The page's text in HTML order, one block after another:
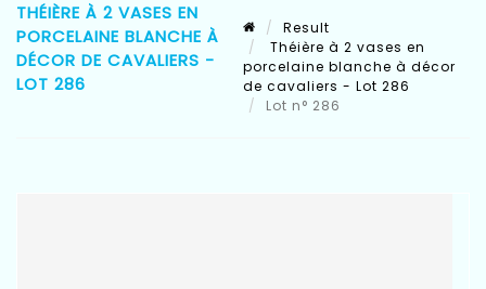
THÉIÈRE À 2 VASES EN
PORCELAINE BLANCHE À
DÉCOR DE CAVALIERS -
LOT 286
Result
Théière à 2 vases en
porcelaine blanche à décor
de cavaliers - Lot 286
Lot n° 286